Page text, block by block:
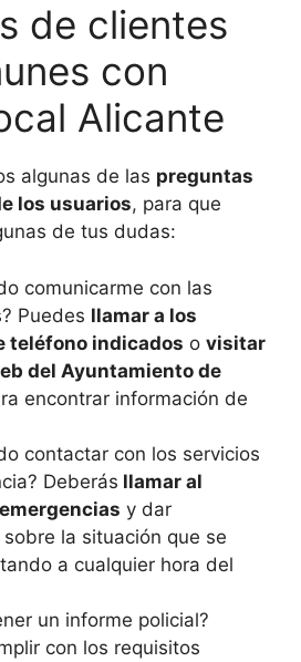
de clientes
con
Alicante
algunas de las preguntas
los usuarios, para que
de tus dudas:
comunicarme con las
Puedes llamar a los
teléfono indicados o visitar
del Ayuntamiento de
encontrar información de
contactar con los servicios
Deberás llamar al
y dar
la situación que se
a cualquier hora del
un informe policial?
con los requisitos